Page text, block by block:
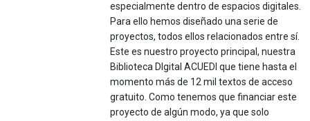
especialmente dentro de espacios digitales.
Para ello hemos diseñado una serie de
proyectos, todos ellos relacionados entre sí.
Este es nuestro proyecto principal, nuestra
Biblioteca DIgital ACUEDI que tiene hasta el
momento más de 12 mil textos de acceso
gratuito. Como tenemos que financiar este
proyecto de algún modo, ya que solo